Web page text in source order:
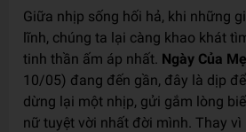
Giữa nhịp sống hối hả, khi những
lĩnh, chúng ta lại càng khao khát
tinh thần ấm áp nhất. Ngày Của
10/05) đang đến gần, đây là dịp
dừng lại một nhịp, gửi gắm lòng
nữ tuyệt vời nhất đời mình. Thay